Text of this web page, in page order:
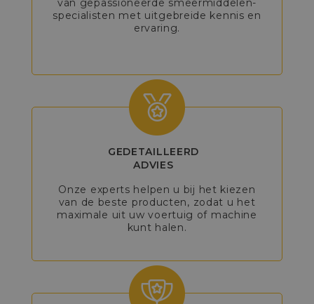
van gepassioneerde smeermiddelen-
specialisten met uitgebreide kennis en
ervaring.
GEDETAILLEERD
ADVIES
Onze experts helpen u bij het kiezen
van de beste producten, zodat u het
maximale uit uw voertuig of machine
kunt halen.